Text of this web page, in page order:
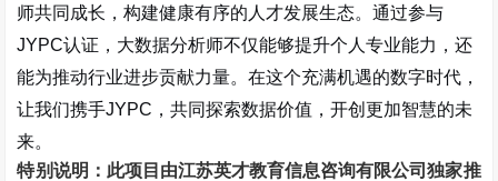
师共同成长，构建健康有序的人才发展生态。通过参与
JYPC认证，大数据分析师不仅能够提升个人专业能力，还
能为推动行业进步贡献力量。在这个充满机遇的数字时代，
让我们携手JYPC，共同探索数据价值，开创更加智慧的未
来。
特别说明：此项目由江苏英才教育信息咨询有限公司独家推